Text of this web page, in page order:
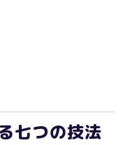
七つの技法